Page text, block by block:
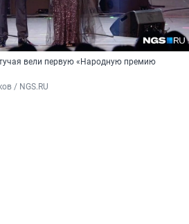
вели первую «Народную премию
/ NGS.RU